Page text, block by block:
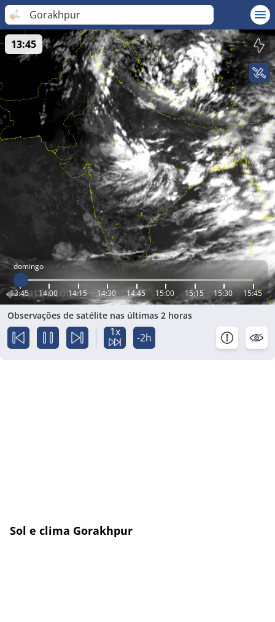
Gorakhpur
domingo
13:45 14:00 14:15 14:30 14:45 15:00 15:15 15:30 15:45
13:45
Observações de satélite nas últimas 2 horas
1x -2h
Sol e clima Gorakhpur